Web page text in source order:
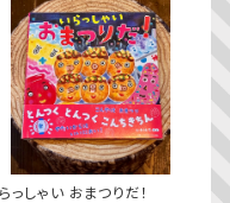
っしゃい おまつりだ！